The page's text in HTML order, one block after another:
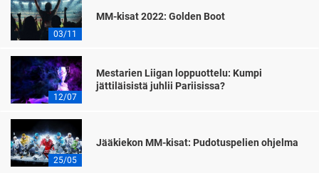
03/11
MM-kisat 2022: Golden Boot
12/07
Mestarien Liigan loppuottelu: Kumpi
jättiläisistä juhlii Pariisissa?
25/05
Jääkiekon MM-kisat: Pudotuspelien ohjelma